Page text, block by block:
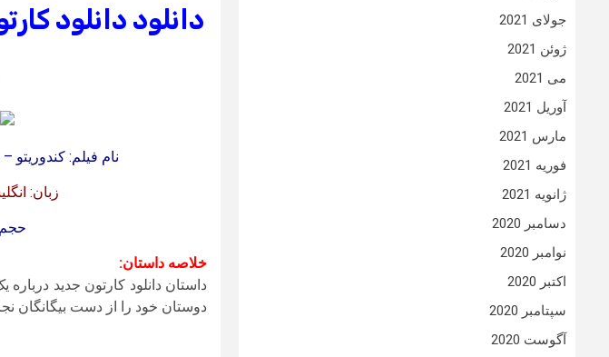
نام فیلم: کندوریتو – Condorito | ژانر: دانلود کارتون جدید، ماجراجویی، کمدی | تاریخ انتشار: سال 2017
زبان:
حجم: 3.69 گیگابایت + 1.37 گیگابایت + 700
خلاصه داستان:
داستان دانلود کارتون جدید
دوستان خود را از دست بیگانگان
جولای 2021
ژوئن 2021
می 2021
آوریل 2021
مارس 2021
فوریه 2021
ژانویه 2021
دسامبر 2020
نوامبر 2020
اکتبر 2020
سپتامبر 2020
آگوست 2020